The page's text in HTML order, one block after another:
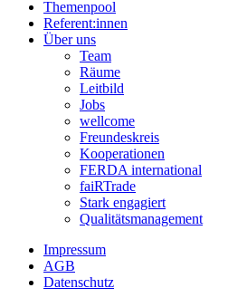
Themenpool
Referent:innen
Über uns
Team
Räume
Leitbild
Jobs
wellcome
Freundeskreis
Kooperationen
FERDA international
faiRTrade
Stark engagiert
Qualitätsmanagement
Impressum
AGB
Datenschutz